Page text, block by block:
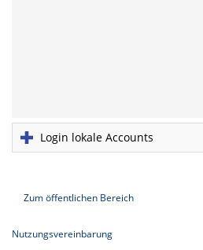
Login lokale Accounts
Zum öffentlichen Bereich
Nutzungsvereinbarung